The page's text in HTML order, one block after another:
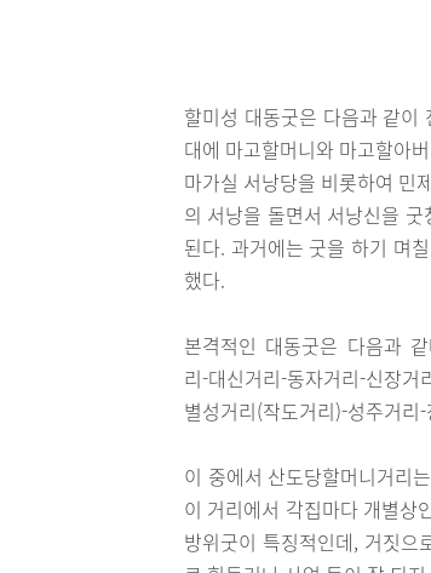
할미성 대동굿은 다음과 같이
대에 마고할머니와 마고할아
마가실 서낭당을 비롯하여 민
의 서낭을 돌면서 서낭신을
된다. 과거에는 굿을 하기 며
했다.
본격적인 대동굿은 다음과
리-대신거리-동자거리-신장
별성거리(작도거리)-성주거리
이 중에서 산도당할머니거리
이 거리에서 각집마다 개별상
방위굿이 특징적인데, 거짓으